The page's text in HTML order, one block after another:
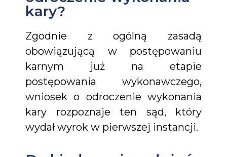
kary?
Zgodnie z ogólną zasadą
obowiązującą w postępowaniu
karnym już na etapie
postępowania wykonawczego,
wniosek o odroczenie wykonania
kary rozpoznaje ten sąd, który
wydał wyrok w pierwszej instancji.